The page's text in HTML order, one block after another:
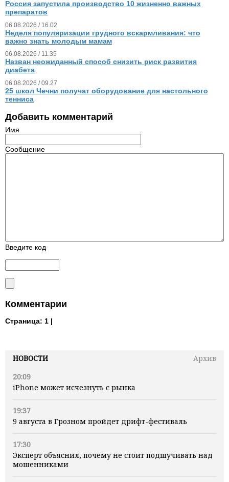
НОВОСТИ
Архив
20:09
iPhone может исчезнуть с рынка
19:37
9 августа в Грозном пройдет дрифт-фестиваль
17:30
Эксперт объяснил, почему не стоит подшучивать над
мошенниками
Россия запустила производство 10 жизненно важных
препаратов
06.08.2026 / 16.02
Неделя популяризации грудного вскармливания: что
важно знать молодым мамам
06.08.2026 / 11.35
Назван неожиданный способ снизить риск развития
диабета
06.08.2026 / 09.27
25 школ Чечни получат оборудование для настольного
тенниса
Добавить комментарий
Имя
Сообщение
Введите код
Комментарии
Страница: 1 |